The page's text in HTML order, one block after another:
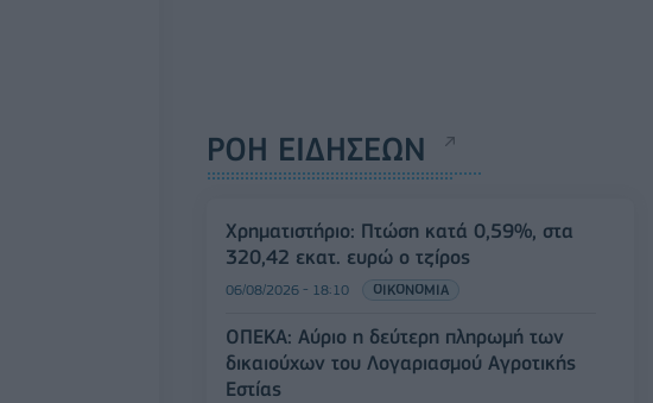
ΡΟΗ ΕΙΔΗΣΕΩΝ
Χρηματιστήριο: Πτώση κατά 0,59%, στα
320,42 εκατ. ευρώ ο τζίρος
06/08/2026 - 18:10 ΟΙΚΟΝΟΜΙΑ
ΟΠΕΚΑ: Αύριο η δεύτερη πληρωμή των
δικαιούχων του Λογαριασμού Αγροτικής
Εστίας